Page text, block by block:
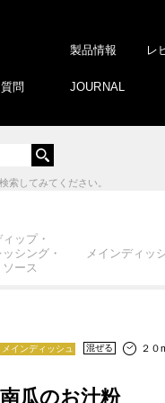
問
製品情報
JOURNAL
レ
索してみてください。
ィップ・
ッシング・
ソース
メインディッ
メインディッシュ 混ぜる ２０
南瓜のお汁粉